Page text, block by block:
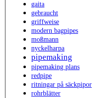
gaita
gebraucht
griffweise
modern bagpipes
moßmann
nyckelharpa
pipemaking
pipemaking plans
redpipe
ritningar på säckpipor
rohrblätter